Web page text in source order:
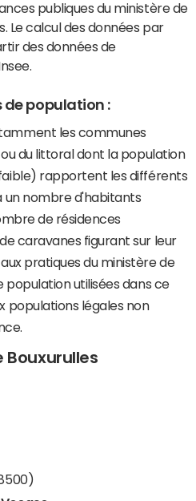
publiques du ministère de
Le calcul des données par
des données de
de population :
les communes
du littoral dont la population
rapportent les différents
un nombre d'habitants
de résidences
caravanes figurant sur leur
pratiques du ministère de
population utilisées dans ce
populations légales non
Bouxurulles